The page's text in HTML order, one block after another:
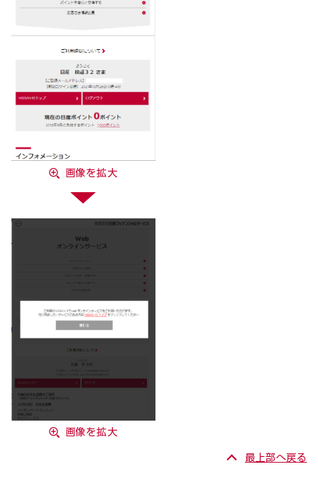
画像を拡大
画像を拡大
最上部へ戻る